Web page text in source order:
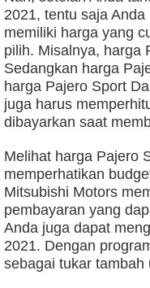
2021, tentu saja
memiliki harga yang
pilih. Misalnya, harga
Sedangkan harga
harga Pajero Sport
juga harus
dibayarkan saat
Melihat harga Pajero
memperhatikan
Mitsubishi Motors
pembayaran yang
Anda juga dapat
2021. Dengan
sebagai tukar tambah